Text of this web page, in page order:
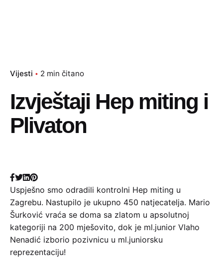
Vijesti 2 min čitano
Izvještaji Hep miting i
Plivaton
Uspješno smo odradili kontrolni Hep miting u
Zagrebu. Nastupilo je ukupno 450 natjecatelja. Mario
Šurković vraća se doma sa zlatom u apsolutnoj
kategoriji na 200 mješovito, dok je ml.junior Vlaho
Nenadić izborio pozivnicu u ml.juniorsku
reprezentaciju!